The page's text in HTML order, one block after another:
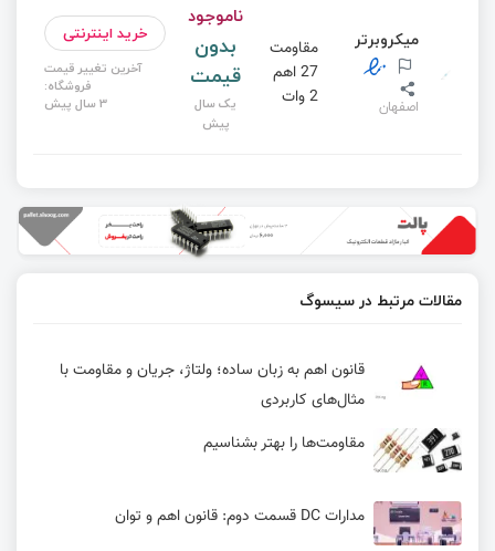
میکروبرتر
اصفهان
مقاومت
27 اهم
2 وات
ناموجود
بدون
قیمت
یک سال
پیش
خرید اینترنتی
آخرین تغییر قیمت
فروشگاه:
3 سال پیش
مقالات مرتبط در سیسوگ
قانون اهم به زبان ساده؛ ولتاژ، جریان و مقاومت با
مثال‌های کاربردی
مقاومت‌ها را بهتر بشناسیم
مدارات DC قسمت دوم: قانون اهم و توان